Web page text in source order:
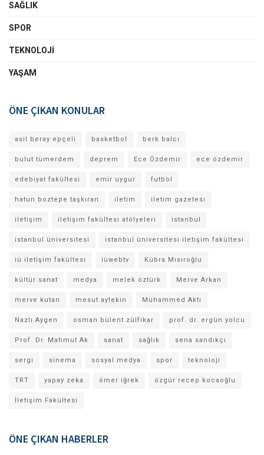
SAĞLIK
SPOR
TEKNOLOJI
YAŞAM
ÖNE ÇIKAN KONULAR
asil beray epçeli basketbol berk balcı
bulut tümerdem deprem Ece Özdemir ece özdemir
edebiyat fakültesi emir uygur futbol
hatun boztepe taşkıran iletim iletim gazetesi
iletişim iletişim fakültesi atölyeleri istanbul
istanbul üniversitesi istanbul üniversitesi iletişim fakültesi
iü iletişim fakültesi iüwebtv Kübra Mısıroğlu
kültür sanat medya melek öztürk Merve Arkan
merve kutan mesut aytekin Muhammed Aktı
Nazlı Aygen osman bülent zülfikar prof. dr. ergün yolcu
Prof. Dr. Mahmut Ak sanat sağlık sena sandıkçı
sergi sinema sosyal medya spor teknoloji
TRT yapay zeka ömer iğrek özgür recep kocaoğlu
İletişim Fakültesi
ÖNE ÇIKAN HABERLER